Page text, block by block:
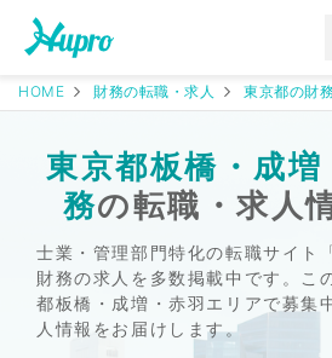
HOME 財務の転職・求人 東京都の財
東京都板橋・成増
務の転職・求人
士業・管理部門特化の転職サイト
財務の求人を多数掲載中です。こ
都板橋・成増・赤羽エリアで募集
人情報をお届けします。